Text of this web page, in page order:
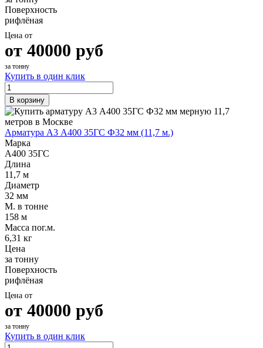
Поверхность
рифлёная
Цена от
от 40000 руб
за тонну
Купить в один клик
В корзину
Арматура А3 А400 35ГС Ф32 мм (11,7 м.)
Марка
А400 35ГС
Длина
11,7 м
Диаметр
32 мм
М. в тонне
158 м
Масса пог.м.
6,31 кг
Цена
за тонну
Поверхность
рифлёная
Цена от
от 40000 руб
за тонну
Купить в один клик